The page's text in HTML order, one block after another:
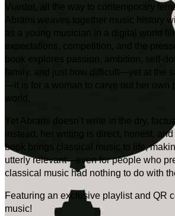
Viardot, all the way to contemporary
Abrami weaves together music history
as a young musician in a digital world
expectations, competition, and the
book explores passion, ambition, self-
family, and just how difficult—yet at the
—it is for a woman to carve out her own
Yet Abrami doesn’t write in the dry,
instead, her writing is direct, honest,
book brings classical music to life,
utterly relevant—even for people who
classical music had nothing to do with
Featuring an exclusive playlist and QR
music!